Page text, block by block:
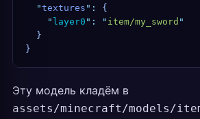
  "
textures " :
{
    "
layer0 " : " item/my_sword "
  }
}
Эту модель кладём в
assets/minecraft/models/